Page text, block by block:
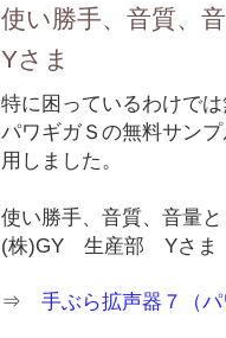
使い勝手、音質、
Yさま
特に困っているわけで
パワギガＳの無料サン
用しました。
使い勝手、音質、音量
(株)GY 生産部 Yさま
⇒手ぶら拡声器７（